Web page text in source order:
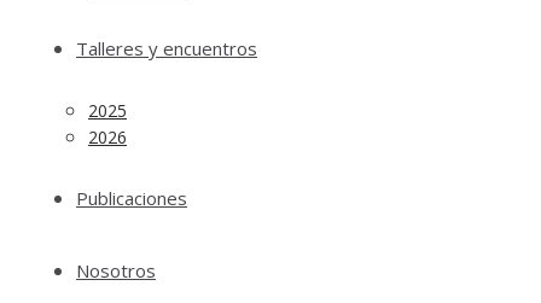
Talleres y encuentros
2025
2026
Publicaciones
Nosotros